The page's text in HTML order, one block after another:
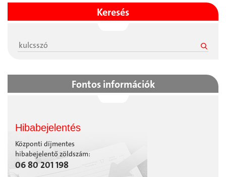
Keresés
Fontos információk
Hibabejelentés
Központi díjmentes
hibabejelentő zöldszám:
06 80 201 198